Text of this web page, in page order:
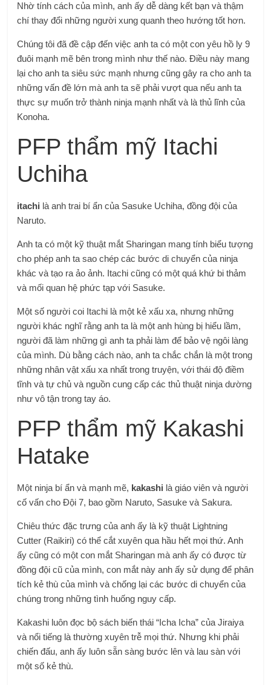
Nhờ tính cách của mình, anh ấy dễ dàng kết bạn và thậm
chí thay đổi những người xung quanh theo hướng tốt hơn.
Chúng tôi đã đề cập đến việc anh ta có một con yêu hồ ly 9
đuôi mạnh mẽ bên trong mình như thế nào. Điều này mang
lại cho anh ta siêu sức mạnh nhưng cũng gây ra cho anh ta
những vấn đề lớn mà anh ta sẽ phải vượt qua nếu anh ta
thực sự muốn trở thành ninja mạnh nhất và là thủ lĩnh của
Konoha.
PFP thẩm mỹ Itachi
Uchiha
itachi là anh trai bí ẩn của Sasuke Uchiha, đồng đội của
Naruto.
Anh ta có một kỹ thuật mắt Sharingan mang tính biểu tượng
cho phép anh ta sao chép các bước di chuyển của ninja
khác và tạo ra ảo ảnh. Itachi cũng có một quá khứ bi thảm
và mối quan hệ phức tạp với Sasuke.
Một số người coi Itachi là một kẻ xấu xa, nhưng những
người khác nghĩ rằng anh ta là một anh hùng bị hiểu lầm,
người đã làm những gì anh ta phải làm để bảo vệ ngôi làng
của mình. Dù bằng cách nào, anh ta chắc chắn là một trong
những nhân vật xấu xa nhất trong truyện, với thái độ điềm
tĩnh và tự chủ và nguồn cung cấp các thủ thuật ninja dường
như vô tận trong tay áo.
PFP thẩm mỹ Kakashi
Hatake
Một ninja bí ẩn và mạnh mẽ, kakashi là giáo viên và người
cố vấn cho Đội 7, bao gồm Naruto, Sasuke và Sakura.
Chiêu thức đặc trưng của anh ấy là kỹ thuật Lightning
Cutter (Raikiri) có thể cắt xuyên qua hầu hết mọi thứ. Anh
ấy cũng có một con mắt Sharingan mà anh ấy có được từ
đồng đội cũ của mình, con mắt này anh ấy sử dụng để phân
tích kẻ thù của mình và chống lại các bước di chuyển của
chúng trong những tình huống nguy cấp.
Kakashi luôn đọc bộ sách biến thái “Icha Icha” của Jiraiya
và nổi tiếng là thường xuyên trễ mọi thứ. Nhưng khi phải
chiến đấu, anh ấy luôn sẵn sàng bước lên và lau sàn với
một số kẻ thù.